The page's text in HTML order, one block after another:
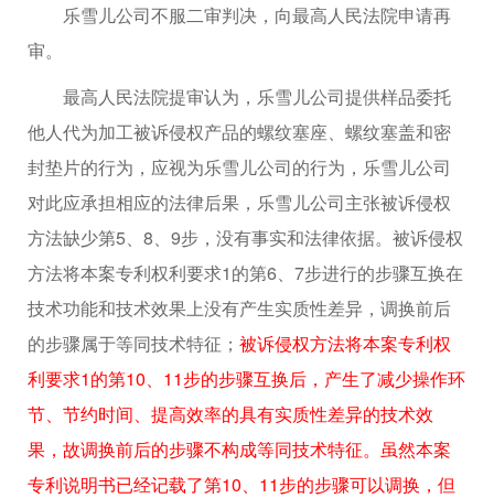
乐雪儿公司不服二审判决，向最高人民法院申请再
审。
最高人民法院提审认为，乐雪儿公司提供样品委托
他人代为加工被诉侵权产品的螺纹塞座、螺纹塞盖和密
封垫片的行为，应视为乐雪儿公司的行为，乐雪儿公司
对此应承担相应的法律后果，乐雪儿公司主张被诉侵权
方法缺少第5、8、9步，没有事实和法律依据。被诉侵权
方法将本案专利权利要求1的第6、7步进行的步骤互换在
技术功能和技术效果上没有产生实质性差异，调换前后
的步骤属于等同技术特征； 被诉侵权方法将本案专利权
利要求1的第10、11步的步骤互换后，产生了减少操作环
节、节约时间、提高效率的具有实质性差异的技术效
果，故调换前后的步骤不构成等同技术特征。虽然本案
专利说明书已经记载了第10、11步的步骤可以调换，但